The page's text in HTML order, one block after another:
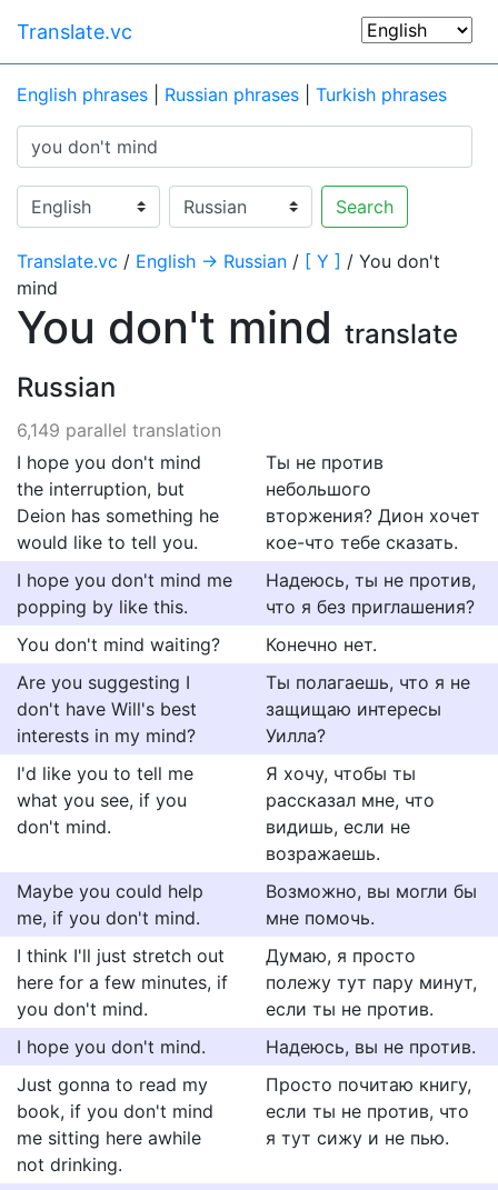
Translate.vc
English phrases Russian phrases Turkish phrases
Search
Translate.vc / English → Russian / [ Y ] / You don't
mind
You don't mind translate
Russian
6,149 parallel translation
I hope you don't mind
the interruption, but
Deion has something he
would like to tell you.
Ты не против
небольшого
вторжения? Дион хочет
кое-что тебе сказать.
I hope you don't mind me
popping by like this.
Надеюсь, ты не против,
что я без приглашения?
You don't mind waiting?
Конечно нет.
Are you suggesting I
don't have Will's best
interests in my mind?
Ты полагаешь, что я не
защищаю интересы
Уилла?
I'd like you to tell me
what you see, if you
don't mind.
Я хочу, чтобы ты
рассказал мне, что
видишь, если не
возражаешь.
Maybe you could help
me, if you don't mind.
Возможно, вы могли бы
мне помочь.
I think I'll just stretch out
here for a few minutes, if
you don't mind.
Думаю, я просто
полежу тут пару минут,
если ты не против.
I hope you don't mind.
Надеюсь, вы не против.
Just gonna to read my
book, if you don't mind
me sitting here awhile
not drinking.
Просто почитаю книгу,
если ты не против, что
я тут сижу и не пью.